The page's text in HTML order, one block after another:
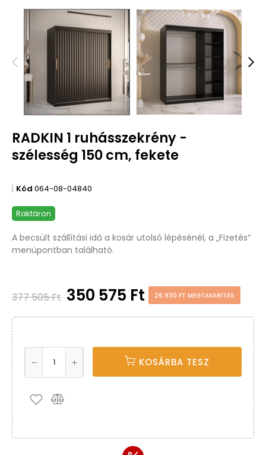
RADKIN 1 ruhásszekrény -
szélesség 150 cm, fekete
Kód 064-08-04840
Raktáron
A becsült szállítási idő a kosár utolsó lépésénél, a „Fizetés“
menüpontban található.
377 505 Ft 350 575 Ft 26 930 FT MEGTAKARÍTÁS
KOSÁRBA TESZ